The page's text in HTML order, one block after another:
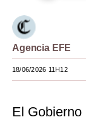
Viajes
Estilos
Agencia EFE
18/06/2026 11H12
El